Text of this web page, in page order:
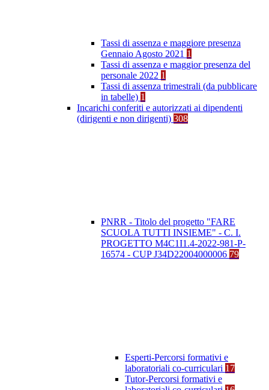
Tassi di assenza e maggiore presenza
Gennaio Agosto 2021 1
Tassi di assenza e maggior presenza del
personale 2022 1
Tassi di assenza trimestrali (da pubblicare
in tabelle) 1
Incarichi conferiti e autorizzati ai dipendenti
(dirigenti e non dirigenti) 308
PNRR - Titolo del progetto "FARE
SCUOLA TUTTI INSIEME" - C. I.
PROGETTO M4C1I1.4-2022-981-P-
16574 - CUP J34D22004000006 79
Esperti-Percorsi formativi e
laboratoriali co-curriculari 17
Tutor-Percorsi formativi e